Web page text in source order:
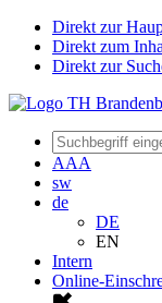
Direkt zur
Direkt zum
Direkt zur
AAA
sw
de
DE
EN
Intern
Online-